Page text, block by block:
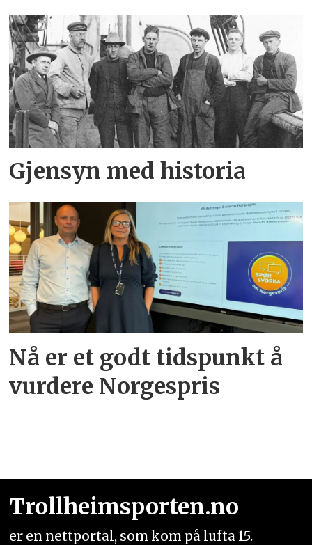
Gjensyn med historia
Nå er et godt tidspunkt å
vurdere Norgespris
Trollheimsporten.no
er en nettportal, som kom på lufta 15.